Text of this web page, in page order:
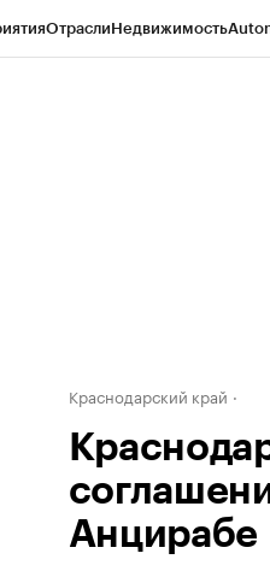
ОтраслиНедвижимость
Краснодарский край
Анцирабе